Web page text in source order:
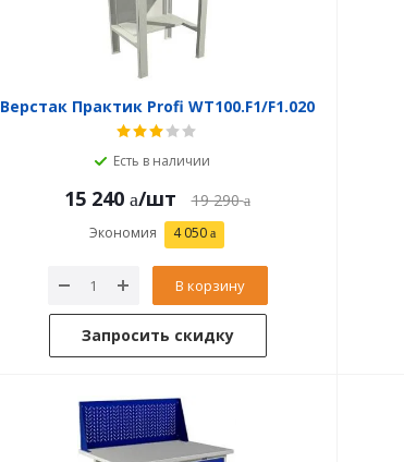
Верстак Практик Profi WT100.F1/F1.020
Есть в наличии
15 240 /шт 19 290
Экономия 4 050
В корзину
Запросить скидку